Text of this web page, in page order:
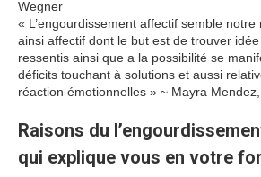
Wegner
« L’engourdissement affectif semble
ainsi affectif dont le but est de trouver
ressentis ainsi que a la possibilité se
déficits touchant à solutions et aussi
réaction émotionnelles » ~ Mayra
Raisons du
qui explique vous en votre